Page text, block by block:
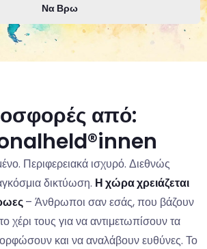
Να Βρω
από:
Περιφερειακά ισχυρό. Διεθνώς
δικτύωση. Η χώρα χρειάζεται
– Άνθρωποι σαν εσάς, που βάζουν
χέρι τους για να αντιμετωπίσουν τα
και να αναλάβουν ευθύνες. Το